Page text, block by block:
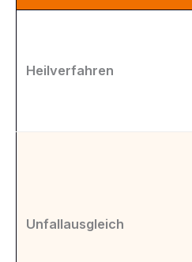
Heilverfahren
Unfallausgleich